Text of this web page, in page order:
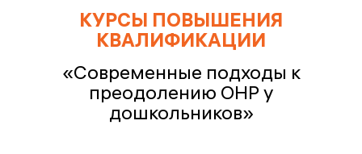
КУРСЫ ПОВЫШЕНИЯ
КВАЛИФИКАЦИИ
«Современные подходы к
преодолению ОНР у
дошкольников»